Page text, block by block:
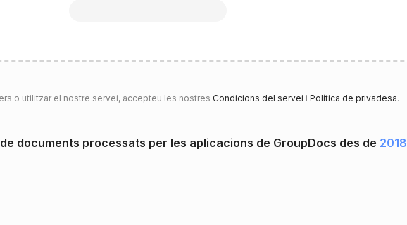
o utilitzar el nostre servei, accepteu les nostres Condicions del servei i Política de privadesa.
de documents processats per les aplicacions de GroupDocs des de 2018